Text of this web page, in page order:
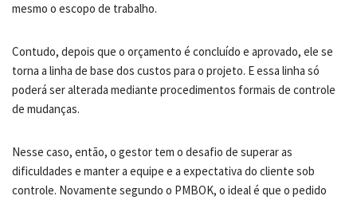
mesmo o escopo de trabalho.
Contudo, depois que o orçamento é concluído e aprovado, ele se
torna a linha de base dos custos para o projeto. E essa linha só
poderá ser alterada mediante procedimentos formais de controle
de mudanças.
Nesse caso, então, o gestor tem o desafio de superar as
dificuldades e manter a equipe e a expectativa do cliente sob
controle. Novamente segundo o PMBOK, o ideal é que o pedido